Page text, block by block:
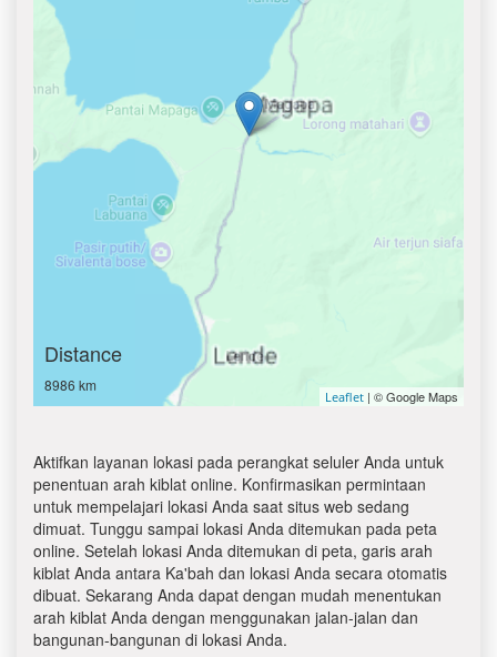
Distance
8986 km
Leaflet | © Google Maps
Aktifkan layanan lokasi pada perangkat seluler Anda untuk
penentuan arah kiblat online. Konfirmasikan permintaan
untuk mempelajari lokasi Anda saat situs web sedang
dimuat. Tunggu sampai lokasi Anda ditemukan pada peta
online. Setelah lokasi Anda ditemukan di peta, garis arah
kiblat Anda antara Ka'bah dan lokasi Anda secara otomatis
dibuat. Sekarang Anda dapat dengan mudah menentukan
arah kiblat Anda dengan menggunakan jalan-jalan dan
bangunan-bangunan di lokasi Anda.